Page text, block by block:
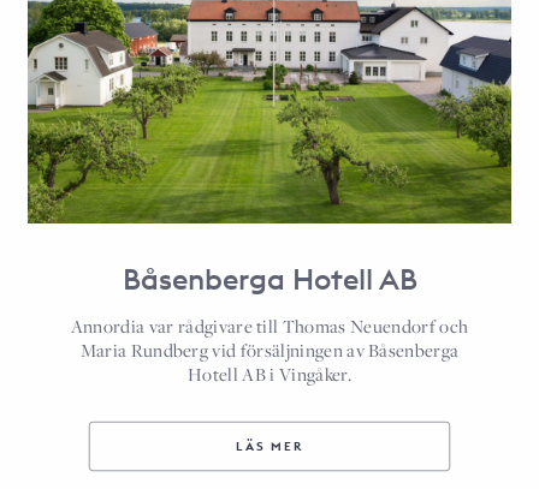
Båsenberga Hotell AB
Annordia var rådgivare till Thomas Neuendorf och
Maria Rundberg vid försäljningen av Båsenberga
Hotell AB i Vingåker.
LÄS MER